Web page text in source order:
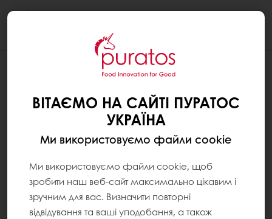
ВІТАЄМО НА САЙТІ ПУРАТОС
УКРАЇНА
Ми використовуємо файли cookie
Ми використовуємо файли cookie, щоб
зробити наш веб-сайт максимально цікавим і
зручним для вас. Визначити повторні
відвідування та ваші уподобання, а також